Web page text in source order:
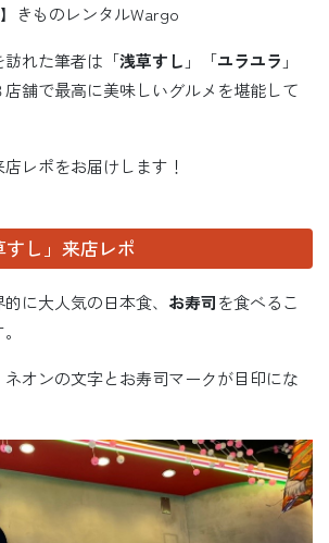
きものレンタルWargo
訪れた筆者は「浅草すし 」「ユラユラ 」
店舗で最高に美味しいグルメを堪能して
レポをお届けします！
すし」来店レポ
に大人気の日本食、 お寿司を食べるこ
オンの文字とお寿司マークが目印にな